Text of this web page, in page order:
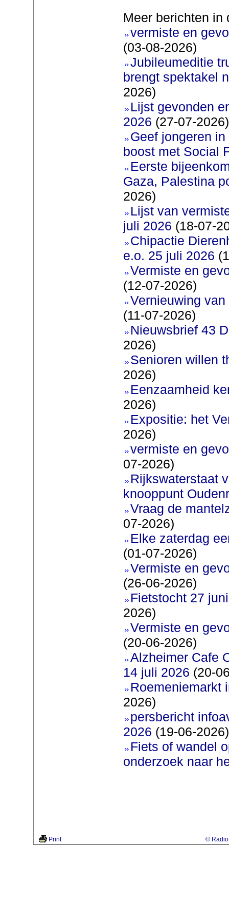
Meer berichten in
vermiste en
(03-08-2026)
Jubileumeditie
brengt spektakel
2026)
Lijst gevonden
2026 (27-07-2026)
Geef jongeren
boost met Social
Eerste
Gaza, Palestina
2026)
Lijst van
juli 2026 (18-07-
Chipactie
e.o. 25 juli 2026
Vermiste en
(12-07-2026)
Vernieuwing
(11-07-2026)
Nieuwsbrief 43
2026)
Senioren willen
2026)
Eenzaamheid
2026)
Expositie: het
2026)
vermiste en
07-2026)
Rijkswaterstaat
knooppunt
Vraag de
07-2026)
Elke zaterdag
(01-07-2026)
Vermiste en
(26-06-2026)
Fietstocht 27
2026)
Vermiste en
(20-06-2026)
Alzheimer Cafe
14 juli 2026 (20-
Roemeniemarkt
2026)
persbericht
2026 (19-06-2026)
Fiets of wandel
onderzoek naar
Print © Radio